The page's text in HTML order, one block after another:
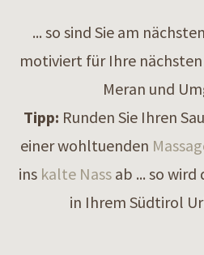
... so sind Sie am
motiviert für Ihre
Meran und
Tipp: Runden Sie Ihren
einer wohltuenden
ins kalte Nassab ... so wird
in Ihrem Südtirol